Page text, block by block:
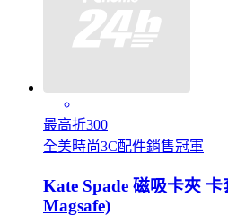
最高折300
全美時尚3C配件銷售冠軍
Kate Spade 磁吸卡夾
Magsafe)